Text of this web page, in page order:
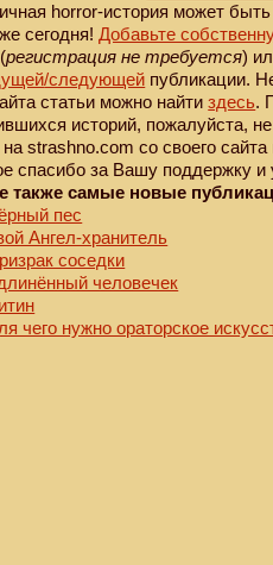
horror-история может
сегодня!Добавьте
регистрация не требуется)
/следующей публикации.
статьи можно найтиздесь.
историй, пожалуйста,
strashno.com со своего
спасибо за Вашу поддержку и
также самые новые
пес
Ангел-хранитель
соседки
человечек
чего нужно ораторское